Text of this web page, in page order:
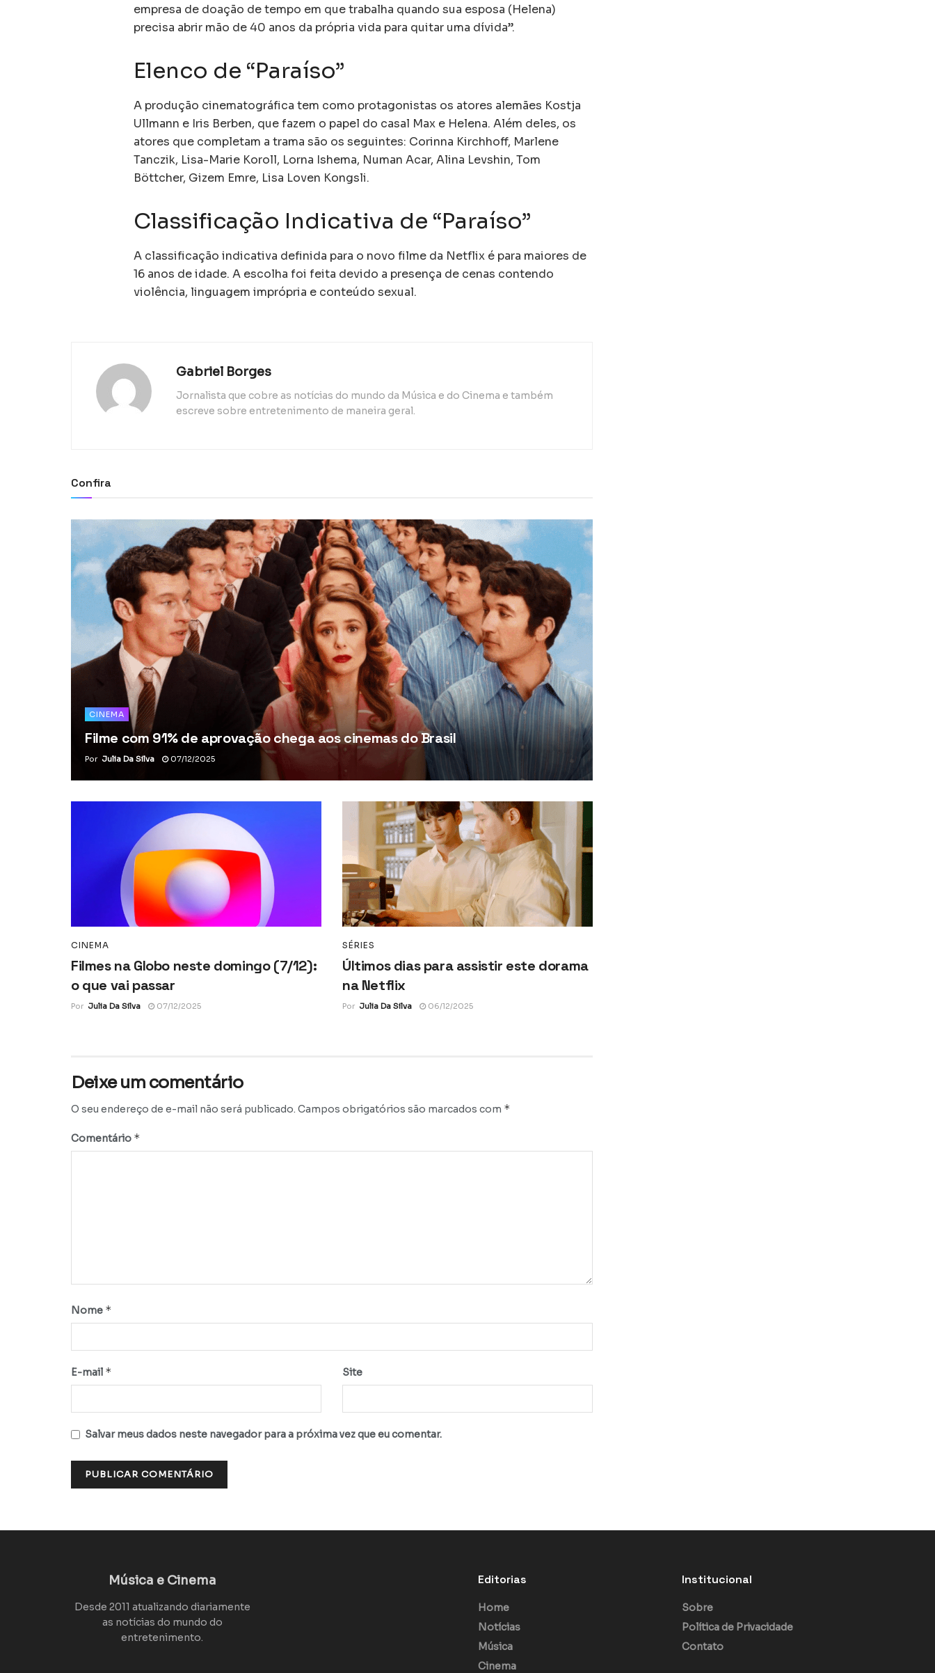
empresa de doação de tempo em que trabalha quando sua esposa (Helena)
precisa abrir mão de 40 anos da própria vida para quitar uma dívida”.
Elenco de “Paraíso”
A produção cinematográfica tem como protagonistas os atores alemães Kostja
Ullmann e Iris Berben, que fazem o papel do casal Max e Helena. Além deles, os
atores que completam a trama são os seguintes: Corinna Kirchhoff, Marlene
Tanczik, Lisa-Marie Koroll, Lorna Ishema, Numan Acar, Alina Levshin, Tom
Böttcher, Gizem Emre, Lisa Loven Kongsli.
Classificação Indicativa de “Paraíso”
A classificação indicativa definida para o novo filme da Netflix é para maiores de
16 anos de idade. A escolha foi feita devido a presença de cenas contendo
violência, linguagem imprópria e conteúdo sexual.
Gabriel Borges
Jornalista que cobre as notícias do mundo da Música e do Cinema e também
escreve sobre entretenimento de maneira geral.
Confira
CINEMA
Filme com 91% de aprovação chega aos cinemas do Brasil
Por Julia Da Silva 07/12/2025
CINEMA
Filmes na Globo neste domingo (7/12):
o que vai passar
Por Julia Da Silva 07/12/2025
SÉRIES
Últimos dias para assistir este dorama
na Netflix
Por Julia Da Silva 06/12/2025
Deixe um comentário
O seu endereço de e-mail não será publicado. Campos obrigatórios são marcados com *
Comentário *
Nome *
E-mail * Site
Salvar meus dados neste navegador para a próxima vez que eu comentar.
Música e Cinema
Desde 2011 atualizando diariamente
as notícias do mundo do
entretenimento.
Editorias
Home
Notícias
Música
Cinema
Institucional
Sobre
Política de Privacidade
Contato